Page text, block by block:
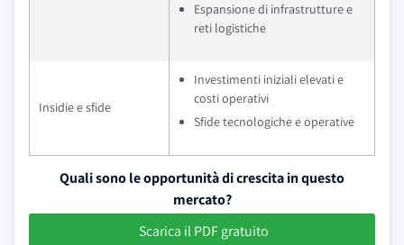
Espansione di infrastrutture e
reti logistiche
Insidie e sfide
Investimenti iniziali elevati e
costi operativi
Sfide tecnologiche e operative
Quali sono le opportunità di crescita in questo
mercato?
Scarica il PDF gratuito